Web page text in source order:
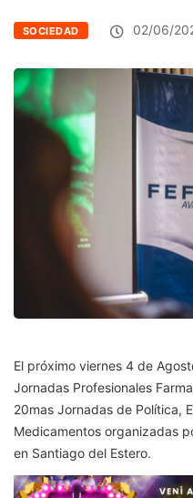
SOCIEDAD 02/06/
El próximo viernes 4 de
Jornadas Profesionales
20mas Jornadas de Política,
Medicamentos organizadas
en Santiago del Estero.